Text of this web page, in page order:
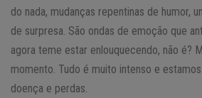
do nada, mudanças repentinas de humor,
de surpresa. São ondas de emoção que
agora teme estar enlouquecendo, não é?
momento. Tudo é muito intenso e
doença e perdas.